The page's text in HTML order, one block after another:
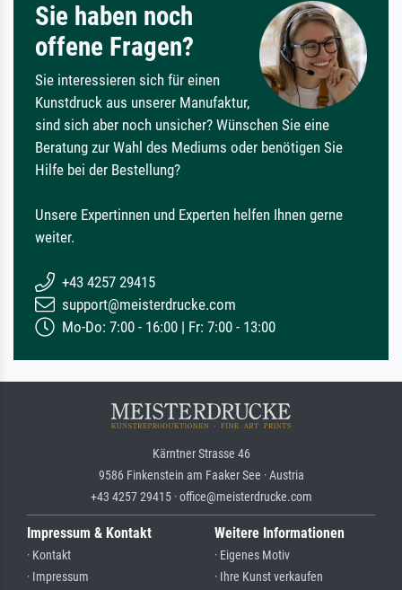
Sie haben noch
offene Fragen?
Sie interessieren sich für einen
Kunstdruck aus unserer Manufaktur,
sind sich aber noch unsicher? Wünschen Sie eine
Beratung zur Wahl des Mediums oder benötigen Sie
Hilfe bei der Bestellung?
Unsere Expertinnen und Experten helfen Ihnen gerne
weiter.
+43 4257 29415
support@meisterdrucke.com
Mo-Do: 7:00 - 16:00 | Fr: 7:00 - 13:00
Kärntner Strasse 46
9586 Finkenstein am Faaker See · Austria
+43 4257 29415 · office@meisterdrucke.com
Impressum & Kontakt
· Kontakt
· Impressum
Weitere Informationen
· Eigenes Motiv
· Ihre Kunst verkaufen